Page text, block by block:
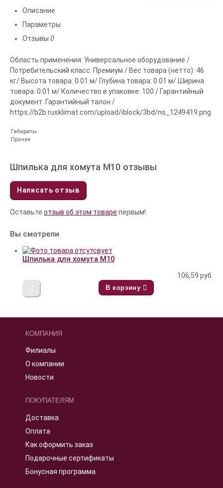
Описание
Параметры
Отзывы 0
Область применения: Универсальное оборудование /
Потребительский класс: Премиум / Вес товара (нетто): 46
кг/ Высота товара: 0.01 м/ Глубина товара: 0.01 м/ Ширина
товара: 0.01 м/ Количество в упаковке: 100 / Гарантийный
документ: Гарантийный талон /
https://b2b.rusklimat.com/upload/iblock/3bd/ns_1249419.png
Габариты
Прочее
Шпилька для хомута М10 отзывы
Написать отзыв
Оставьте отзыв об этом товаре первым!
Вы смотрели
Шпилька для хомута М10
106,59 руб.
В корзину
КОМПАНИЯ
Филиалы
О компании
Новости
ПОКУПАТЕЛЯМ
Доставка
Оплата
Как оформить заказ
Подарочные сертификаты
Бонусная программа